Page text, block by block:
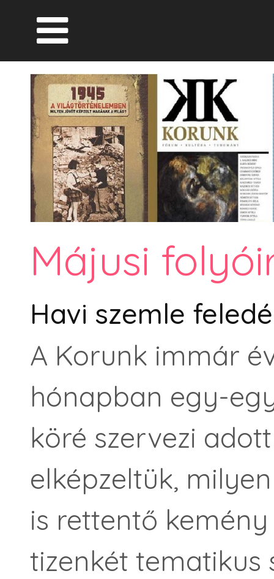
Májusi
Havi szemle
A Korunk immár
hónapban egy-
köré szervezi
elképzeltük,
is rettentő
tizenkét tematikus